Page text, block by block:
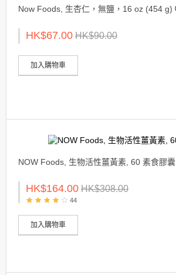
Now Foods, 生杏仁，無鹽，16 oz (454 g)
HK$67.00 HK$90.00
加入購物車
NOW Foods, 生物活性薑黃素, 60 素食膠囊
HK$164.00 HK$308.00
44
加入購物車